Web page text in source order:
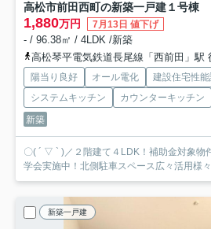
高松市前田西町の新築一戸建１号棟
1,880万円 7月13日 値下げ
- / 96.38㎡ / 4LDK /新築
高松琴平電気鉄道長尾線「西前田」駅
陽当り良好 オール電化 建設住宅性
システムキッチン
カウンターキッチン
新築
〇( ´ ▽ ` )／２階建て４LDK！補助金対象
学会実施中！北側駐車スペース広々活用様
新築一戸建